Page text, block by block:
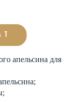
апельсина для